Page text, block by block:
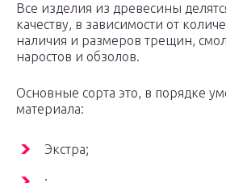
Все изделия из древесины
качеству, в зависимости от
наличия и размеров трещин,
наростов и обзолов.
Основные сорта это, в порядке
материала:
Экстра;